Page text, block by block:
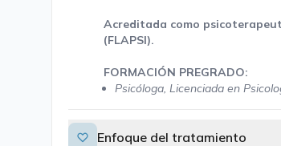
Acreditada como
(FLAPSI).
FORMACIÓN PREGRADO:
Psicóloga, Licenciada en
Enfoque del tratamiento